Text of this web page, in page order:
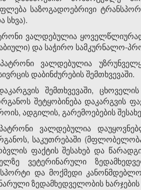
საზოგადოებრივი
სხვა).
ვალდებულია
და საჭირო სამკურნალო-
ვალდებულია
დაბინძურების შემთხვევაში.
შემთხვევაში,
შეტყობინება დაკარგვის
ადგილის, გარემოებების
ვალდებულია
საკუთრებაში
ფაქტის შესახებ და
ვეტერინარული
და მოქმედი
ზედამხედველობის